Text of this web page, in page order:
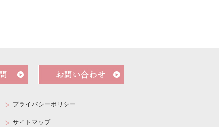
プライバシーポリシー
サイトマップ